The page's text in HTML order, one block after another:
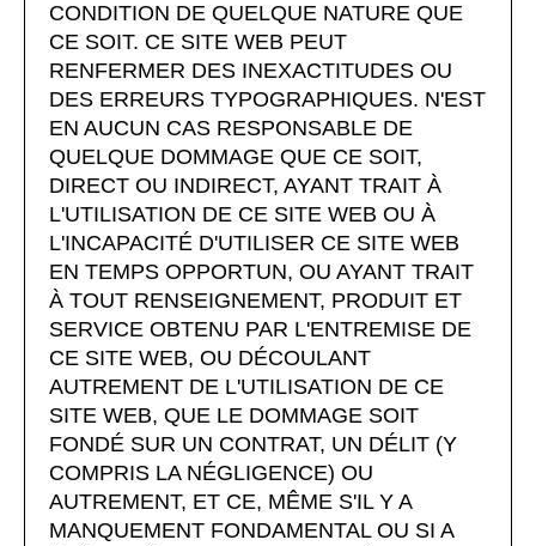
CONDITION DE QUELQUE NATURE QUE
CE SOIT. CE SITE WEB PEUT
RENFERMER DES INEXACTITUDES OU
DES ERREURS TYPOGRAPHIQUES. N'EST
EN AUCUN CAS RESPONSABLE DE
QUELQUE DOMMAGE QUE CE SOIT,
DIRECT OU INDIRECT, AYANT TRAIT À
L'UTILISATION DE CE SITE WEB OU À
L'INCAPACITÉ D'UTILISER CE SITE WEB
EN TEMPS OPPORTUN, OU AYANT TRAIT
À TOUT RENSEIGNEMENT, PRODUIT ET
SERVICE OBTENU PAR L'ENTREMISE DE
CE SITE WEB, OU DÉCOULANT
AUTREMENT DE L'UTILISATION DE CE
SITE WEB, QUE LE DOMMAGE SOIT
FONDÉ SUR UN CONTRAT, UN DÉLIT (Y
COMPRIS LA NÉGLIGENCE) OU
AUTREMENT, ET CE, MÊME S'IL Y A
MANQUEMENT FONDAMENTAL OU SI A